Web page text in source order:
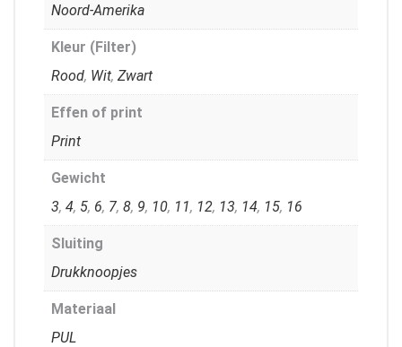
Noord-Amerika
Kleur (Filter)
Rood, Wit, Zwart
Effen of print
Print
Gewicht
3, 4, 5, 6, 7, 8, 9, 10, 11, 12, 13, 14, 15, 16
Sluiting
Drukknoopjes
Materiaal
PUL